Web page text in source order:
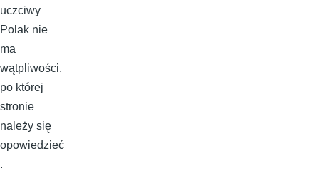
uczciwy
Polak nie
ma
wątpliwości,
po której
stronie
należy się
opowiedzieć
.